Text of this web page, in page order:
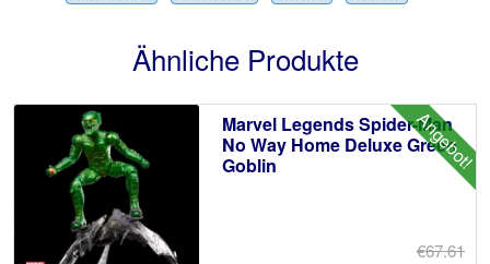
Ähnliche Produkte
Angebot!
Marvel Legends Spider-Man
No Way Home Deluxe Green
Goblin
€67.61